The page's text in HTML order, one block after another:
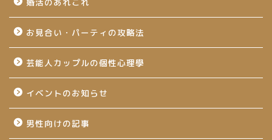
お見合い・パーティの攻略法
芸能人カップルの個性心理學
イベントのお知らせ
男性向けの記事